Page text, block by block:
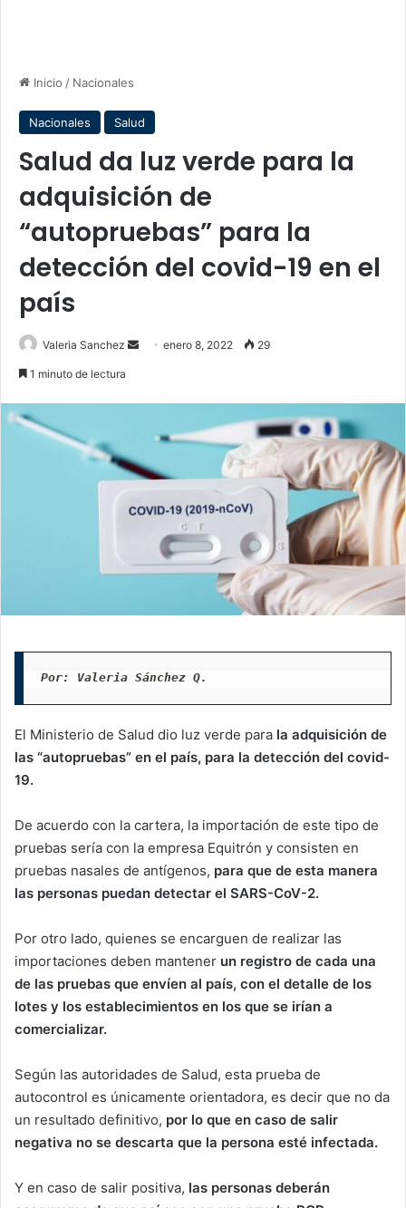
Inicio / Nacionales
Nacionales Salud
Salud da luz verde para la
adquisición de
“autopruebas” para la
detección del covid-19 en el
país
Valeria Sanchez
Sendenero 8, 2022 29
1 minuto de lectura
Por: Valeria Sánchez Q.
El Ministerio de Salud dio luz verde para la adquisición de
las “autopruebas” en el país, para la detección del covid-
19.
De acuerdo con la cartera, la importación de este tipo de
pruebas sería con la empresa Equitrón y consisten en
pruebas nasales de antígenos, para que de esta manera
las personas puedan detectar el SARS-CoV-2.
Por otro lado, quienes se encarguen de realizar las
importaciones deben mantener un registro de cada una
de las pruebas que envíen al país, con el detalle de los
lotes y los establecimientos en los que se irían a
comercializar.
Según las autoridades de Salud, esta prueba de
autocontrol es únicamente orientadora, es decir que no da
un resultado definitivo, por lo que en caso de salir
negativa no se descarta que la persona esté infectada.
Y en caso de salir positiva, las personas deberán